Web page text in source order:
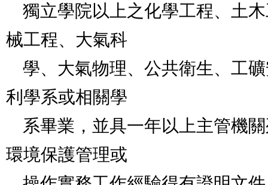
械工程、大氣科
利學系或相關學
環境保護管理或